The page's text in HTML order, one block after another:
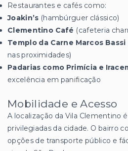
Restaurantes e cafés como:
Joakin’s (hambúrguer clássico)
Clementino Café (cafeteria
Templo da Carne Marcos Bassi
nas proximidades)
Padarias como Primícia e
excelência em panificação
Mobilidade e Acesso
A localização da Vila Clementino
privilegiadas da cidade. O bairro
opções de transporte público e